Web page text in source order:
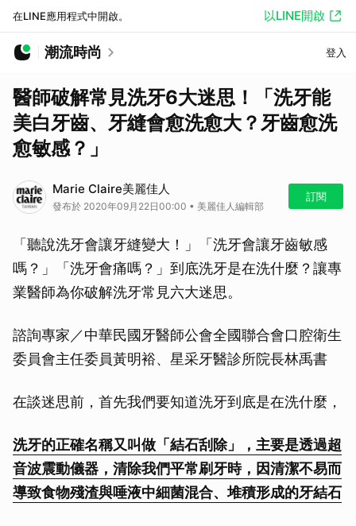
在LINE應用程式中開啟。 以LINE開啟
潮流時尚 登入
醫師破解常見洗牙6大迷思！「洗牙能
美白牙齒、牙縫會愈洗愈大？牙齒愈洗
愈敏感？」
Marie Claire美麗佳人
發布於 2020年09月22日00:00 • 美麗佳人編輯部
訂閱
「聽說洗牙會讓牙縫變大！」「洗牙會讓牙齒敏感
嗎？」「洗牙會痛嗎？」到底洗牙是在洗什麼？讓專
業醫師為你破解洗牙常見六大迷思。
諮詢專家／中華民國牙醫師公會全國聯合會口腔衛生
委員會主任委員黃明裕、星采牙醫診所院長林禹書
在談迷思前，首先我們要知道洗牙到底是在洗什麼，
洗牙的正確名稱又叫做「結石刮除」，主要是透過超
音波震動儀器，清除我們平常刷牙時，因清潔不易而
導致食物殘渣與唾液中細菌混合、堆積形成的牙結石